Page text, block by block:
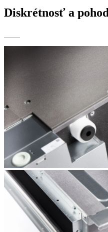
Diskrétnosť a